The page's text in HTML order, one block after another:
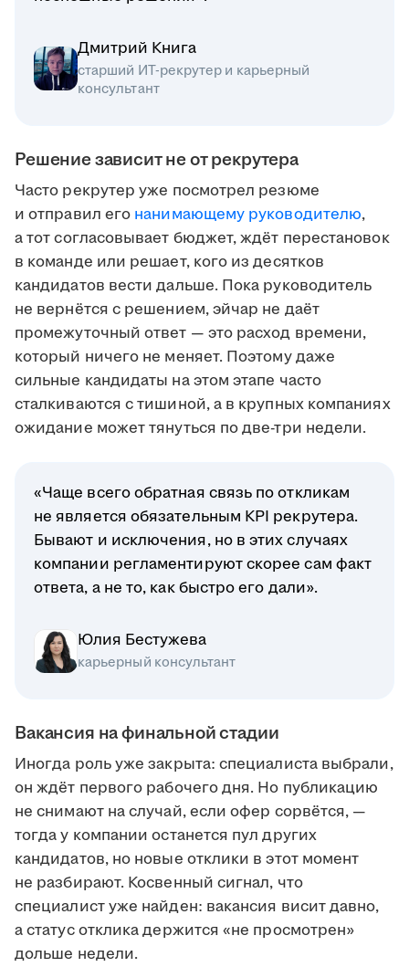
Дмитрий Книга
старший ИТ-рекрутер и карьерный
консультант
Решение зависит не от рекрутера
Часто рекрутер уже посмотрел резюме
и отправил его нанимающему руководителю,
а тот согласовывает бюджет, ждёт перестановок
в команде или решает, кого из десятков
кандидатов вести дальше. Пока руководитель
не вернётся с решением, эйчар не даёт
промежуточный ответ — это расход времени,
который ничего не меняет. Поэтому даже
сильные кандидаты на этом этапе часто
сталкиваются с тишиной, а в крупных компаниях
ожидание может тянуться по две-три недели.
«Чаще всего обратная связь по откликам
не является обязательным KPI рекрутера.
Бывают и исключения, но в этих случаях
компании регламентируют скорее сам факт
ответа, а не то, как быстро его дали».
Юлия Бестужева
карьерный консультант
Вакансия на финальной стадии
Иногда роль уже закрыта: специалиста выбрали,
он ждёт первого рабочего дня. Но публикацию
не снимают на случай, если офер сорвётся, —
тогда у компании останется пул других
кандидатов, но новые отклики в этот момент
не разбирают. Косвенный сигнал, что
специалист уже найден: вакансия висит давно,
а статус отклика держится «не просмотрен»
дольше недели.